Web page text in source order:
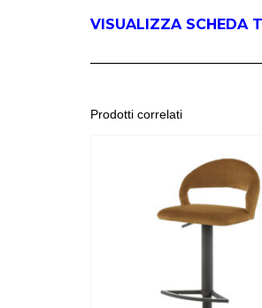
VISUALIZZA SCHEDA
Prodotti correlati